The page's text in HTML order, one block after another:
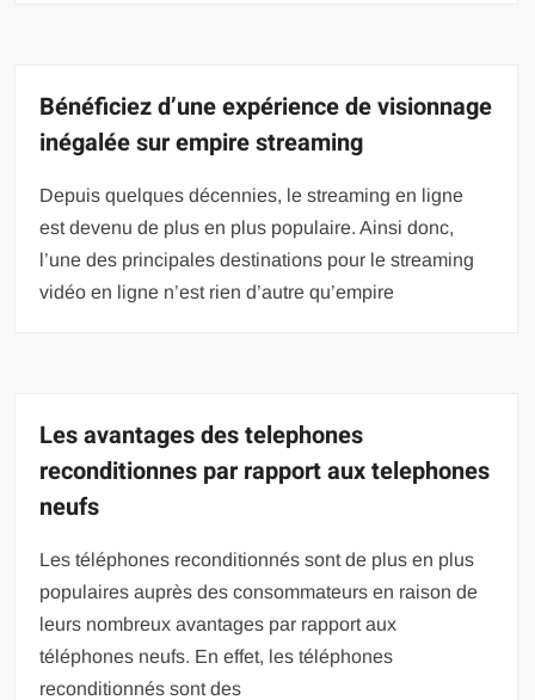
Bénéficiez d’une expérience de visionnage
inégalée sur empire streaming
Depuis quelques décennies, le streaming en ligne
est devenu de plus en plus populaire. Ainsi donc,
l’une des principales destinations pour le streaming
vidéo en ligne n’est rien d’autre qu’empire
Les avantages des telephones
reconditionnes par rapport aux telephones
neufs
Les téléphones reconditionnés sont de plus en plus
populaires auprès des consommateurs en raison de
leurs nombreux avantages par rapport aux
téléphones neufs. En effet, les téléphones
reconditionnés sont des